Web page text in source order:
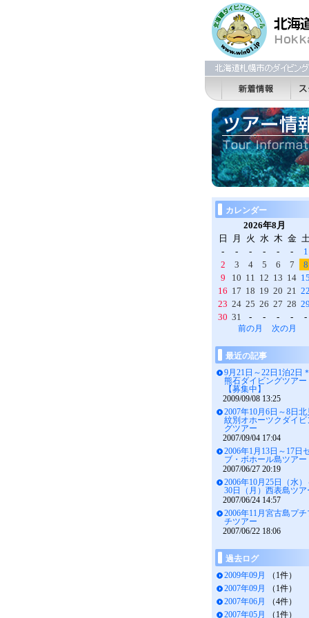
カレンダー
2026年8月
日
月 火 水 木 金
-
- - - - -
1
2
3 4 5 6 7
8
9
10 11 12 13 14
16 17 18 19 20 21
23 24 25 26 27 28
30 31 - - - - -
前の月 次の月
最近の記事
9月21日～22日1泊2日
熊石ダイビングツアー
【募集中】
2009/09/08 13:25
2007年10月6日～8日北
紋別オホーツクダイビ
グツアー
2007/09/04 17:04
2006年1月13日～17日
ブ・ボホール島ツアー
2007/06/27 20:19
2006年10月25日（水）
30日（月）西表島ツア
2007/06/24 14:57
2006年11月宮古島プチ
チツアー
2007/06/22 18:06
過去ログ
2009年09月
（1件）
2007年09月
（1件）
2007年06月
（4件）
2007年05月
（1件）